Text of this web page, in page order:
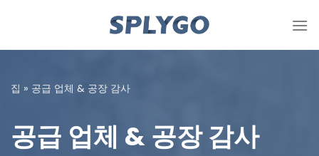
집 » 공급 업체 & 공장 감사
공급 업체 & 공장 감사